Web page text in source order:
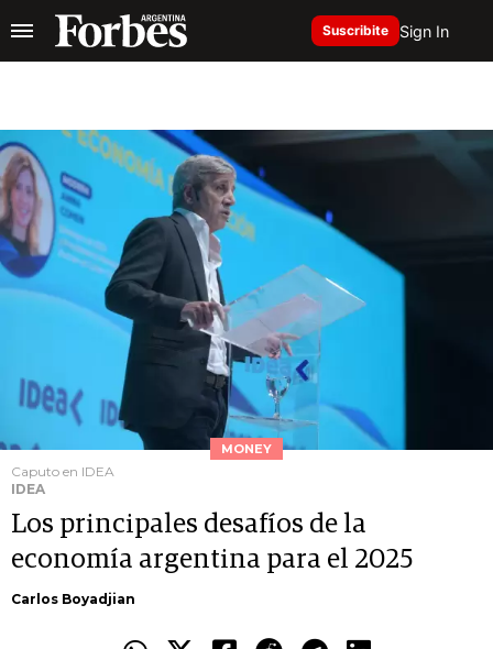
Suscribite Sign In
MONEY
Caputo en IDEA
IDEA
Los principales desafíos de la
economía argentina para el 2025
Carlos Boyadjian